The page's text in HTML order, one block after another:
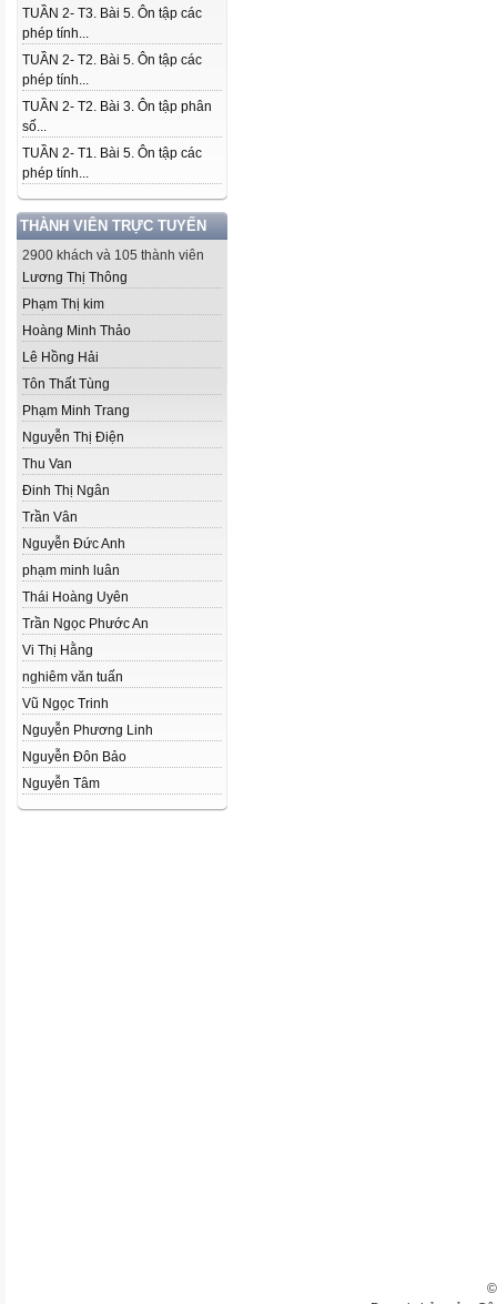
TUẦN 2- T3. Bài 5. Ôn tập các
phép tính...
TUẦN 2- T2. Bài 5. Ôn tập các
phép tính...
TUẦN 2- T2. Bài 3. Ôn tập phân
số...
TUẦN 2- T1. Bài 5. Ôn tập các
phép tính...
THÀNH VIÊN TRỰC TUYẾN
2900 khách và 105 thành viên
Lương Thị Thông
Phạm Thị kim
Hoàng Minh Thảo
Lê Hồng Hải
Tôn Thất Tùng
Phạm Minh Trang
Nguyễn Thị Điện
Thu Van
Đinh Thị Ngân
Trần Vân
Nguyễn Đức Anh
phạm minh luân
Thái Hoàng Uyên
Trần Ngọc Phước An
Vi Thị Hằng
nghiêm văn tuấn
Vũ Ngọc Trinh
Nguyễn Phương Linh
Nguyễn Đôn Bảo
Nguyễn Tâm